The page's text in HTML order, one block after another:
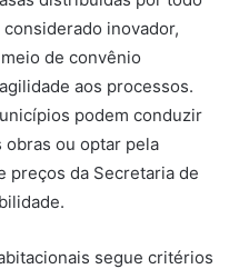
inovador,
de convênio
aos processos.
podem conduzir
obras ou optar pela
preços da Secretaria de
segue critérios